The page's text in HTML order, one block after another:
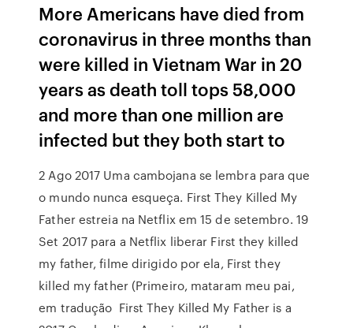
More Americans have died from
coronavirus in three months than
were killed in Vietnam War in 20
years as death toll tops 58,000
and more than one million are
infected but they both start to
2 Ago 2017 Uma cambojana se lembra para que
o mundo nunca esqueça. First They Killed My
Father estreia na Netflix em 15 de setembro. 19
Set 2017 para a Netflix liberar First they killed
my father, filme dirigido por ela, First they
killed my father (Primeiro, mataram meu pai,
em tradução First They Killed My Father is a